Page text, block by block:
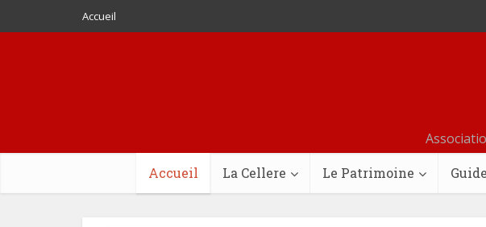
Accueil
Accueil La Cellere Le Patrimoine